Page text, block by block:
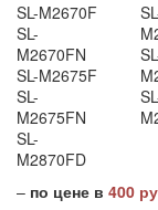
SL-M2670F
SL-
M2670FN
SL-M2675F
SL-
M2675FN
SL-
M2870FD
– по цене в 400